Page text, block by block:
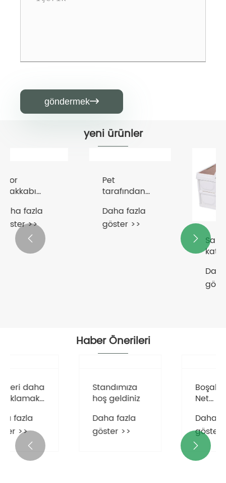
göndermek
yeni ürünler
Kutu
Kutusu
Daha fazla
göster >>
Ayakkabı
Daha fazla
göster >>
 
Haber Önerileri
Giysileri daha
hoş geldiniz
 